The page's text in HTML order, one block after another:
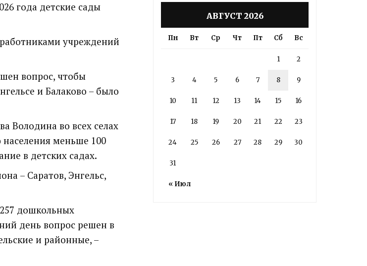
года детские сады
учреждений
вопрос, чтобы
и Балаково – было
Володина во всех селах
населения меньше 100
в детских садах.
– Саратов, Энгельс,
дошкольных
день вопрос решен в
и районные, –
АВГУСТ 2026
Пн Вт Ср Чт Пт Сб Вс
« Июл
1 2
3 4 5 6 7 8 9
10 11 12 13 14 15 16
17 18 19 20 21 22 23
24 25 26 27 28 29 30
31
Володин: 31 августа
РАБОТЫ БУДУТ
ЗАВЕРШЕНЫ
Подробности в статье!